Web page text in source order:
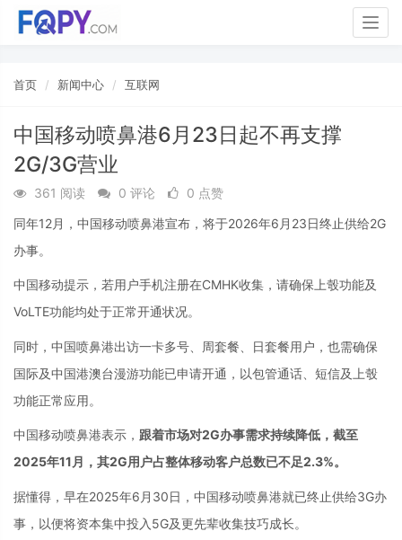
首页 新闻中心 互联网
中国移动喷鼻港6月23日起不再支撑
2G/3G营业
361 阅读 0 评论
0 点赞
同年12月，中国移动喷鼻港宣布，将于2026年6月23日终止供给2G
办事。
中国移动提示，若用户手机注册在CMHK收集，请确保上彀功能及
VoLTE功能均处于正常开通状况。
同时，中国喷鼻港出访一卡多号、周套餐、日套餐用户，也需确保
国际及中国港澳台漫游功能已申请开通，以包管通话、短信及上彀
功能正常应用。
中国移动喷鼻港表示， 跟着市场对2G办事需求持续降低，截至
2025年11月，其2G用户占整体移动客户总数已不足2.3%。
据懂得，早在2025年6月30日，中国移动喷鼻港就已终止供给3G办
事，以便将资本集中投入5G及更先辈收集技巧成长。